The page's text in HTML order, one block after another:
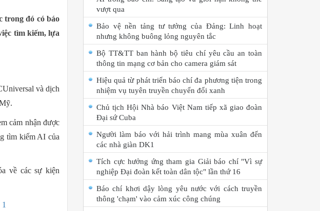
trong đó có báo
tìm kiếm, lựa
và dịch
cảm nhận được
tìm kiếm AI của
về các sự kiện
vượt qua
Bảo vệ nền tảng tư tưởng của Đảng: Linh hoạt
nhưng không buông lỏng nguyên tắc
Bộ TT&TT ban hành bộ tiêu chí yêu cầu an toàn
thông tin mạng cơ bản cho camera giám sát
Hiệu quả từ phát triển báo chí đa phương tiện trong
nhiệm vụ tuyên truyền chuyển đổi xanh
Chủ tịch Hội Nhà báo Việt Nam tiếp xã giao đoàn
Đại sứ Cuba
Người làm báo với hải trình mang mùa xuân đến
các nhà giàn DK1
Tích cực hưởng ứng tham gia Giải báo chí "Vì sự
nghiệp Đại đoàn kết toàn dân tộc" lần thứ 16
Báo chí khơi dậy lòng yêu nước với cách truyền
thông 'chạm' vào cảm xúc công chúng